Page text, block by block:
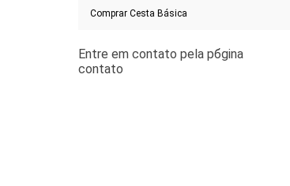
Comprar Cesta Básica